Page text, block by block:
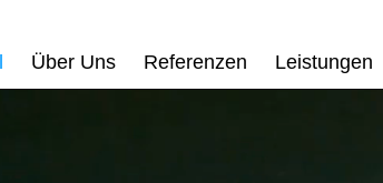
Über Uns Referenzen Leistungen